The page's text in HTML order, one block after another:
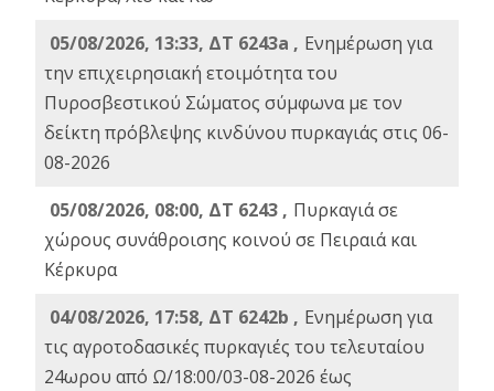
05/08/2026, 13:33, ΔΤ 6243a , Ενημέρωση για
την επιχειρησιακή ετοιμότητα του
Πυροσβεστικού Σώματος σύμφωνα με τον
δείκτη πρόβλεψης κινδύνου πυρκαγιάς στις 06-
08-2026
05/08/2026, 08:00, ΔΤ 6243 , Πυρκαγιά σε
χώρους συνάθροισης κοινού σε Πειραιά και
Κέρκυρα
04/08/2026, 17:58, ΔΤ 6242b , Ενημέρωση για
τις αγροτοδασικές πυρκαγιές του τελευταίου
24ωρου από Ω/18:00/03-08-2026 έως